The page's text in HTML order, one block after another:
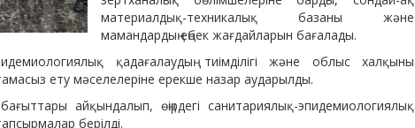
материалдық-техникалық базаны және
мамандардың еңбек жағдайларын бағалады.
қадағалаудың тиімділігі және облыс халқының
ету мәселелеріне ерекше назар аударылды.
айқындалып, өңірдегі санитариялық-эпидемиологиялық
берілді.